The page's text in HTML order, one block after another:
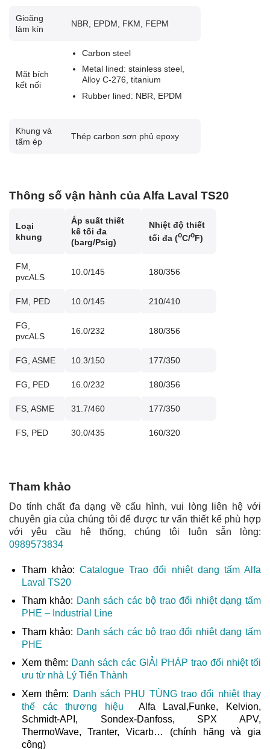
Gioăng
làm kín
NBR, EPDM, FKM, FEPM
Mặt bích
kết nối
Carbon steel
Metal lined: stainless steel,
Alloy C-276, titanium
Rubber lined: NBR, EPDM
Khung và
tấm ép
Thép carbon sơn phủ epoxy
Thông số vận hành của Alfa Laval TS20
Loại
khung
Áp suất thiết
kế tối đa
(barg/Psig)
Nhiệt độ thiết
tối đa (oC/oF)
FM,
pvcALS
10.0/145 180/356
FM, PED 10.0/145 210/410
FG,
pvcALS
16.0/232 180/356
FG, ASME 10.3/150 177/350
FG, PED 16.0/232 180/356
FS, ASME 31.7/460 177/350
FS, PED 30.0/435 160/320
Tham khảo
Do tính chất đa dạng về cấu hình, vui lòng liên hệ với
chuyên gia của chúng tôi để được tư vấn thiết kế phù hợp
với yêu cầu hệ thống, chúng tôi luôn sẵn lòng:
0989573834
Tham khảo:Catalogue Trao đổi nhiệt dạng tấm Alfa
Laval TS20
Tham khảo: Danh sách các bộ trao đổi nhiệt dạng tấm
PHE – Industrial Line
Tham khảo: Danh sách các bộ trao đổi nhiệt dạng tấm
PHE
Xem thêm: Danh sách các GIẢI PHÁP trao đổi nhiệt tối
ưu từ nhà Lý Tiến Thành
Xem thêm: Danh sách PHỤ TÙNG trao đổi nhiệt thay
thế các thương hiệu Alfa Laval,Funke, Kelvion,
Schmidt-API, Sondex-Danfoss, SPX APV,
ThermoWave, Tranter, Vicarb… (chính hãng và gia
công)